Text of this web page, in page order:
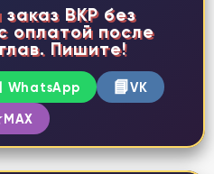
заказ ВКР без
оплатой после
Пишите!
WhatsApp 📘VK
MAX